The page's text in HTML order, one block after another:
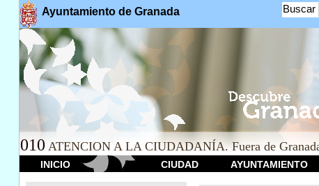
Ayuntamiento de Granada Buscar
010 ATENCION A LA CIUDADANÍA. Fuera de
INICIO CIUDAD AYUNTAMIENTO